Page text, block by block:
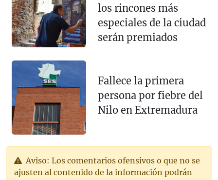
los rincones más
especiales de la ciudad
serán premiados
Fallece la primera
persona por fiebre del
Nilo en Extremadura
Aviso: Los comentarios ofensivos o que no se
ajusten al contenido de la información podrán